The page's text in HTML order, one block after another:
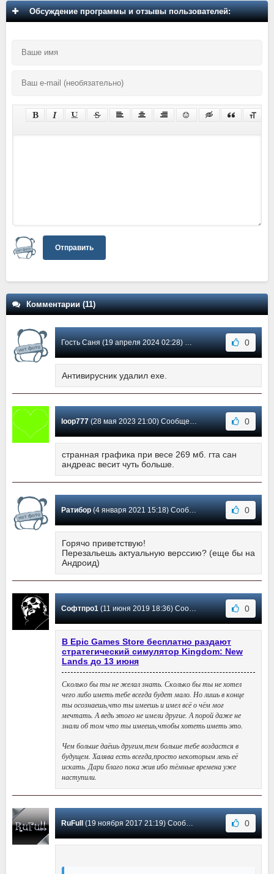
Обсуждение программы и отзывы пользователей:
Отправить
Комментарии (11)
Гость Саня (19 апреля 2024 02:28) Сообщение #11 0
Антивирусник удалил ехе.
loop777(28 мая 2023 21:00) Сообщение #10 0
странная графика при весе 269 мб. гта сан
андреас весит чуть больше.
Ратибор(4 января 2021 15:18) Сообщение #9 0
Горячо приветствую!
Перезальешь актуальную верссию? (еще бы на
Андроид)
Софтпро1(11 июня 2019 18:36) Сообщение #8 0
В Epic Games Store бесплатно раздают
стратегический симулятор Kingdom: New
Lands до 13 июня
Сколько бы ты не желал знать. Сколько бы ты не хотел
чего либо иметь тебе всегда будет мало. Но лишь в конце
ты осознаешь,что ты имеешь и имел всё о чём мог
мечтать. А ведь этого не имели другие. А порой даже не
знали об том что ты имеешь,чтобы хотеть иметь это.
Чем больше даёшь другим,тем больше тебе воздастся в
будущем. Халява есть всегда,просто некоторым лень её
искать. Дари благо пока жив ибо тёмные времена уже
наступили.
RuFull(19 ноября 2017 21:19) Сообщение #7 0